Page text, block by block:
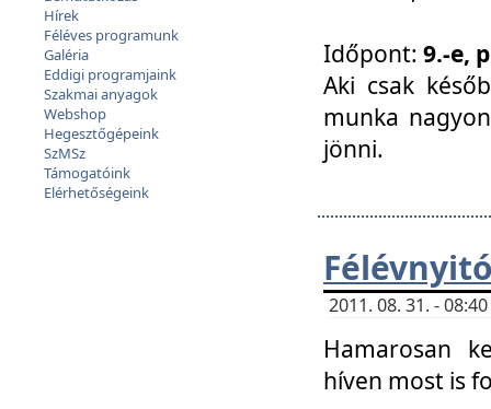
Hírek
Féléves programunk
Galéria
Eddigi programjaink
Szakmai anyagok
Webshop
Hegesztőgépeink
SzMSz
Támogatóink
Elérhetőségeink
Időpont: 9.-e,
Aki csak
munka
jönni.
2011. 08. 31. -
Hamarosan
híven most is